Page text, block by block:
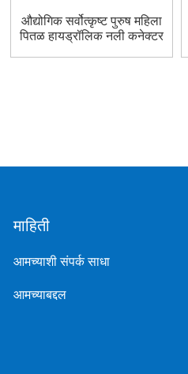
औद्योगिक सर्वोत्कृष्ट पुरुष महिला
पितळ हायड्रॉलिक नली कनेक्टर
माहिती
आमच्याशी संपर्क साधा
आमच्याबद्दल